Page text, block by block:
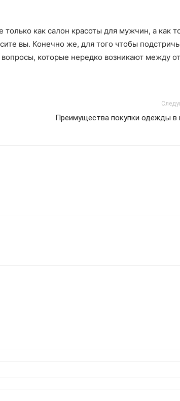
как салон красоты для мужчин, а как
вы. Конечно же, для того чтобы
которые нередко возникают между
Преимущества покупки одежды в